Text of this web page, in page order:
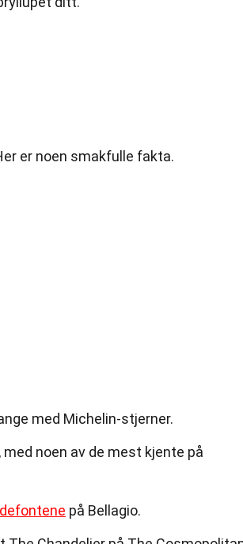
er noen smakfulle fakta.
med Michelin-stjerner.
noen av de mest kjente på
på Bellagio.